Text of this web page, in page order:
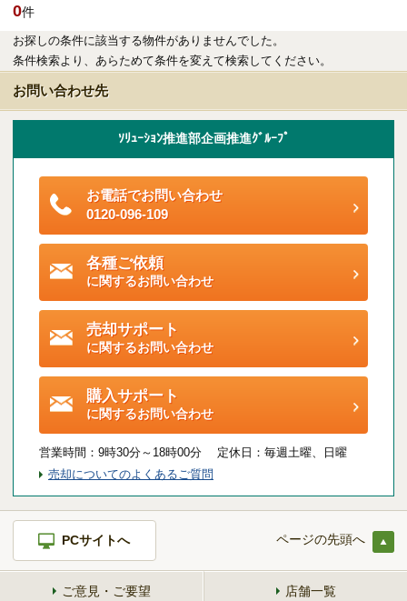
0件
お探しの条件に該当する物件がありませんでした。
条件検索より、あらためて条件を変えて検索してください。
お問い合わせ先
ｿﾘｭｰｼｮﾝ推進部企画推進ｸﾞﾙｰﾌﾟ
お電話でお問い合わせ
0120-096-109
各種ご依頼
に関するお問い合わせ
売却サポート
に関するお問い合わせ
購入サポート
に関するお問い合わせ
営業時間： 9時30分～18時00分 定休日： 毎週土曜、日曜
売却についてのよくあるご質問
PCサイトへ ページの先頭へ
ご意見・ご要望 店舗一覧
受託販売システム
新着物件お知らせメールに登録
ご契約後アンケートのご案内
各種特典制度のご案内